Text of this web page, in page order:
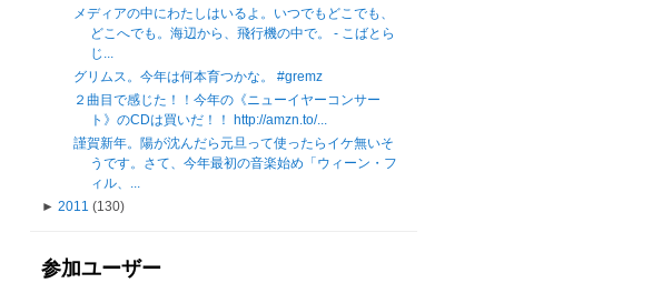
メディアの中にわたしはいるよ。いつでもどこでも、
どこへでも。海辺から、飛行機の中で。 - こばとら
じ...
グリムス。今年は何本育つかな。 #gremz
２曲目で感じた！！今年の《ニューイヤーコンサー
ト》のCDは買いだ！！ http://amzn.to/...
謹賀新年。陽が沈んだら元旦って使ったらイケ無いそ
うです。さて、今年最初の音楽始め「ウィーン・フ
ィル、...
► 2011 (130)
参加ユーザー